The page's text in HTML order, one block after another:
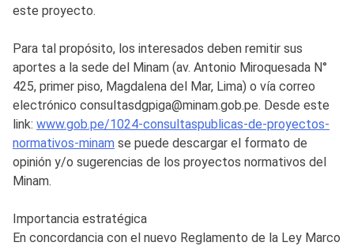
este proyecto.
Para tal propósito, los interesados deben remitir sus
aportes a la sede del Minam (av. Antonio Miroquesada N°
425, primer piso, Magdalena del Mar, Lima) o vía correo
electrónico consultasdgpiga@minam.gob.pe. Desde este
link: www.gob.pe/1024-consultaspublicas-de-proyectos-
normativos-minam se puede descargar el formato de
opinión y/o sugerencias de los proyectos normativos del
Minam.
Importancia estratégica
En concordancia con el nuevo Reglamento de la Ley Marco